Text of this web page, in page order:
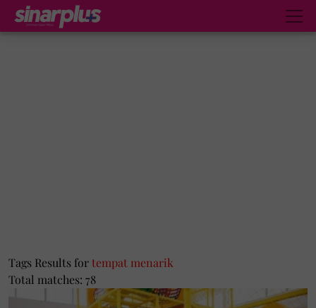
Tags Results for tempat menarik
Total matches: 78